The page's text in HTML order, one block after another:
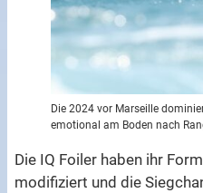
Die 2024 vor Marseille
emotional am Boden nach
Die IQ Foiler haben ihr
modifiziert und die